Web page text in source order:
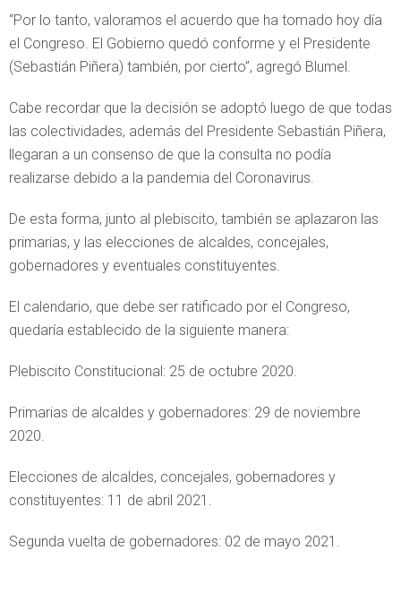
“Por lo tanto, valoramos el acuerdo que ha tomado hoy día
el Congreso. El Gobierno quedó conforme y el Presidente
(Sebastián Piñera) también, por cierto”, agregó Blumel.
Cabe recordar que la decisión se adoptó luego de que todas
las colectividades, además del Presidente Sebastián Piñera,
llegaran a un consenso de que la consulta no podía
realizarse debido a la pandemia del Coronavirus.
De esta forma, junto al plebiscito, también se aplazaron las
primarias, y las elecciones de alcaldes, concejales,
gobernadores y eventuales constituyentes.
El calendario, que debe ser ratificado por el Congreso,
quedaría establecido de la siguiente manera:
Plebiscito Constitucional: 25 de octubre 2020.
Primarias de alcaldes y gobernadores: 29 de noviembre
2020.
Elecciones de alcaldes, concejales, gobernadores y
constituyentes: 11 de abril 2021.
Segunda vuelta de gobernadores: 02 de mayo 2021.